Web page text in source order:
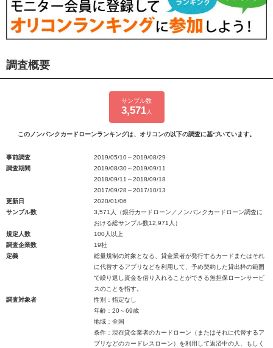
調査概要
サンプル数
3,571人
このノンバンクカードローンランキングは、オリコンの以下の調査に基づいています。
事前調査
2019/05/10～2019/08/29
調査期間
2019/08/30～2019/09/11
2018/09/11～2018/09/18
2017/09/28～2017/10/13
更新日
2020/01/06
サンプル数
3,571人（銀行カードローン／ノンバンクカードローン調査に
おける総サンプル数12,971人）
規定人数
100人以上
調査企業数
19社
定義
総量規制の対象となる、貸金業者が発行するカードまたはそれ
に代替するアプリなどを利用して、予め契約した貸出枠の範囲
で繰り返し資金を借り入れることができる無担保ローンサービ
スのことを指す。
調査対象者
性別：指定なし
年齢：20～69歳
地域：全国
条件：現在貸金業者のカードローン（またはそれに代替するア
プリなどのカードレスローン）を利用して返済中の人、もしく